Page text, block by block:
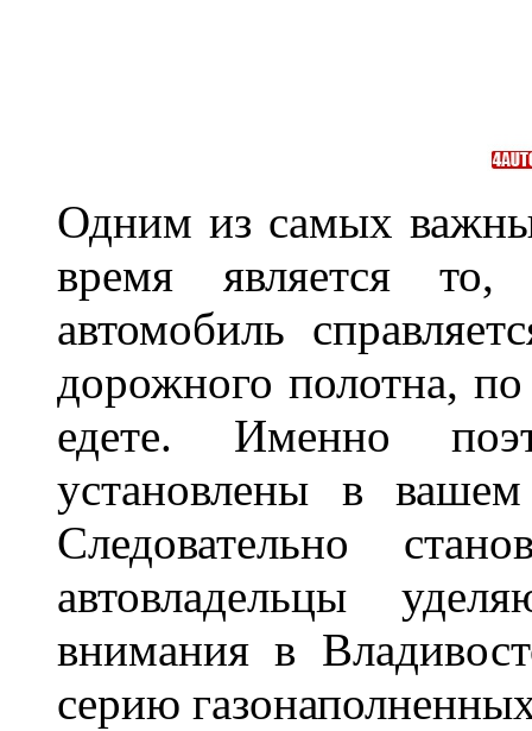
Одним из самых
время является то,
автомобиль
дорожного полотна,
едете. Именно
установлены в
Следовательно
автовладельцы
внимания в
серию